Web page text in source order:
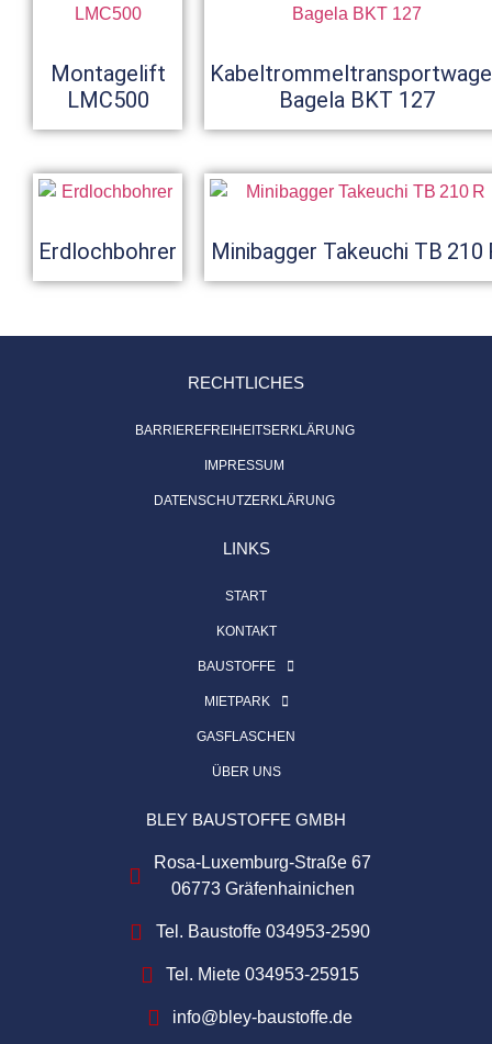
Montagelift
LMC500
Bagela BKT 127
Erdlochbohrer Minibagger Takeuchi TB 210
RECHTLICHES
BARRIEREFREIHEITSERKLÄRUNG
IMPRESSUM
DATENSCHUTZERKLÄRUNG
LINKS
START
KONTAKT
BAUSTOFFE
MIETPARK
GASFLASCHEN
ÜBER UNS
BLEY BAUSTOFFE GMBH
Rosa-Luxemburg-Straße 67
06773 Gräfenhainichen
Tel. Baustoffe 034953-2590
Tel. Miete 034953-25915
info@bley-baustoffe.de